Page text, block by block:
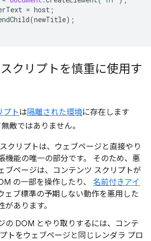
= host ;
(newTitle);
クリプトを慎重に使用す
プトは 隔離された環境に存在します
敵ではありません。
クリプトは、ウェブページと直接やり
機能の唯一の部分です。 そのため、悪
ブページは、コンテンツ スクリプトが
の一部を操作したり、 名前付きアイ
ェブ標準の予期しない動作を悪用した
があります。
の DOM とやり取りするには、コンテ
トをウェブページと同じレンダラ プロ